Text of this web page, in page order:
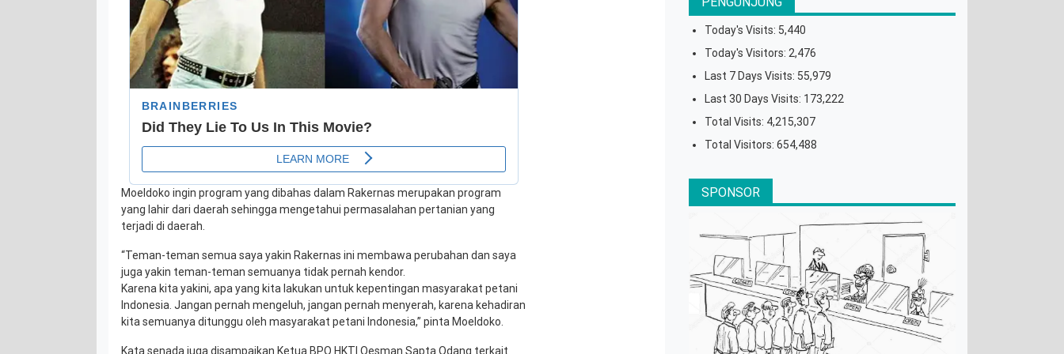
Moeldoko ingin program yang dibahas dalam Rakernas merupakan program
yang lahir dari daerah sehingga mengetahui permasalahan pertanian yang
terjadi di daerah.
“Teman-teman semua saya yakin Rakernas ini membawa perubahan dan saya
juga yakin teman-teman semuanya tidak pernah kendor.
Karena kita yakini, apa yang kita lakukan untuk kepentingan masyarakat petani
Indonesia. Jangan pernah mengeluh, jangan pernah menyerah, karena kehadiran
kita semuanya ditunggu oleh masyarakat petani Indonesia,” pinta Moeldoko.
Kata senada juga disampaikan Ketua BPO HKTI Oesman Sapta Odang terkait
Today's Visits: 5,440
Today's Visitors: 2,476
Last 7 Days Visits: 55,979
Last 30 Days Visits: 173,222
Total Visits: 4,215,307
Total Visitors:654,488
SPONSOR